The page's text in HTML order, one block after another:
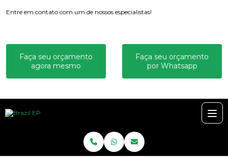
Entre em contato com um de nossos especialistas!
Faça seu orçamento
agora mesmo
Faça seu orçamento
por Whatsapp